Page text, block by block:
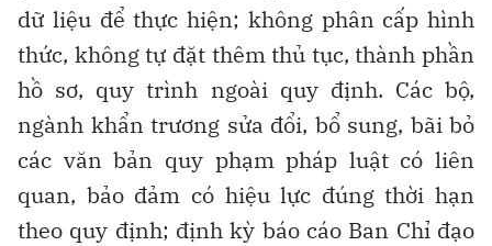
dữ liệu để thực hiện; không phân cấp hình
thức, không tự đặt thêm thủ tục, thành phần
hồ sơ, quy trình ngoài quy định. Các bộ,
ngành khẩn trương sửa đổi, bổ sung, bãi bỏ
các văn bản quy phạm pháp luật có liên
quan, bảo đảm có hiệu lực đúng thời hạn
theo quy định; định kỳ báo cáo Ban Chỉ đạo